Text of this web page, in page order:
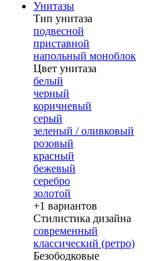
Унитазы
Тип унитаза
подвесной
приставной
напольный моноблок
Цвет унитаза
белый
черный
коричневый
серый
зеленый / оливковый
розовый
красный
бежевый
серебро
золотой
+1 вариантов
Стилистика дизайна
современный
классический (ретро)
Безободковые